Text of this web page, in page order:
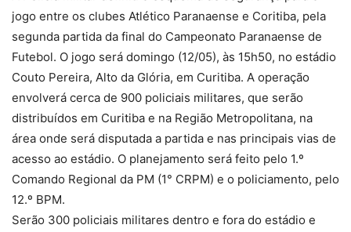
jogo entre os clubes Atlético Paranaense e Coritiba, pela
segunda partida da final do Campeonato Paranaense de
Futebol. O jogo será domingo (12/05), às 15h50, no estádio
Couto Pereira, Alto da Glória, em Curitiba. A operação
envolverá cerca de 900 policiais militares, que serão
distribuídos em Curitiba e na Região Metropolitana, na
área onde será disputada a partida e nas principais vias de
acesso ao estádio. O planejamento será feito pelo 1.º
Comando Regional da PM (1° CRPM) e o policiamento, pelo
12.º BPM.
Serão 300 policiais militares dentro e fora do estádio e